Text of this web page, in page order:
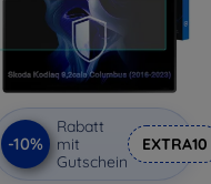
-10%
Rabatt
mit
Gutschein
EXTRA10